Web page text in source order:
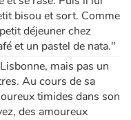
bisou et sort. Comme
déjeuner chez
et un pastel de nata."
mais pas un
Au cours de sa
timides dans son
des amoureux